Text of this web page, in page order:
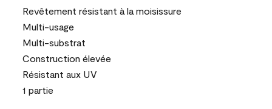
Revêtement résistant à la moisissure
Multi-usage
Multi-substrat
Construction élevée
Résistant aux UV
1 partie